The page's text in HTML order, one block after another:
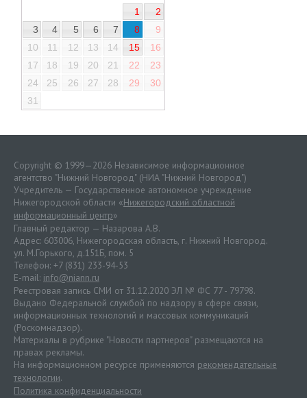
1
2
3
4 5 6 7 8
9
10
11 12 13 14 15
16
17
18 19 20 21 22
23
24
25 26 27 28 29
30
31
Copyright © 1999—2026 Независимое информационное
агентство "Нижний Новгород" (НИА "Нижний Новгород")
Учредитель — Государственное автономное учреждение
Нижегородской области «Нижегородский областной
информационный центр»
Главный редактор — Назарова А.В.
Адрес: 603006, Нижегородская область, г. Нижний Новгород.
ул. М.Горького, д.151Б, пом. 5
Телефон: +7 (831) 233-94-53
E-mail: info@niann.ru
Реестровая запись СМИ от 31.12.2020 ЭЛ № ФС 77 - 79798.
Выдано Федеральной службой по надзору в сфере связи,
информационных технологий и массовых коммуникаций
(Роскомнадзор).
Материалы в рубрике "Новости партнеров" размещаются на
правах рекламы.
На информационном ресурсе применяются рекомендательные
технологии.
Политика конфиденциальности